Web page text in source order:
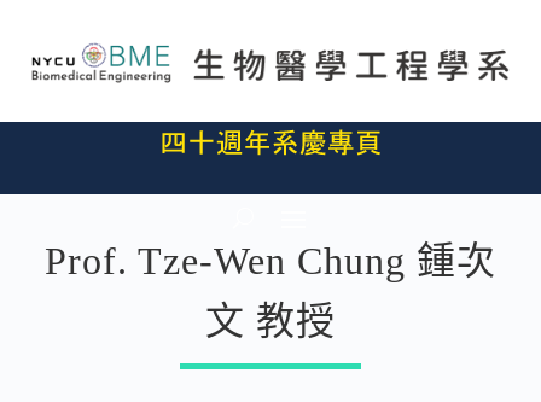
Prof. Tze-Wen Chung 鍾次
文 教授